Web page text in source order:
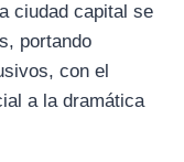
ciudad capital se
portando
con el
a la dramática